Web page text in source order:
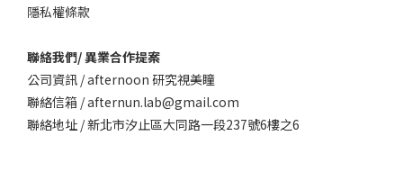
隱私權條款
聯絡我們/ 異業合作提案
公司資訊 / afternoon 研究視美瞳
聯絡信箱 / afternun.lab@gmail.com
聯絡地址 / 新北市汐止區大同路一段237號6樓之6